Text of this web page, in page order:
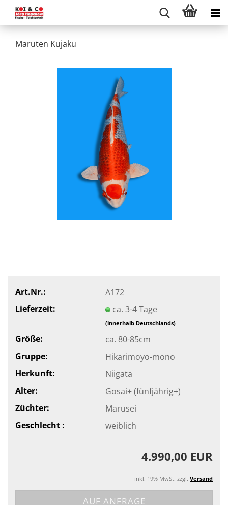
Maruten Kujaku
Art.Nr.:
A172
Lieferzeit:
ca. 3-4 Tage
(innerhalb Deutschlands)
Größe:
ca. 80-85cm
Gruppe:
Hikarimoyo-mono
Herkunft:
Niigata
Alter:
Gosai+ (fünfjährig+)
Züchter:
Marusei
Geschlecht :
weiblich
4.990,00 EUR
inkl. 19% MwSt. zzgl. Versand